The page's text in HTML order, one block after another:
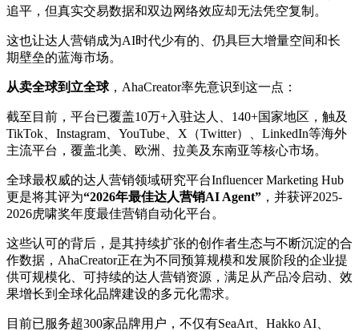
追平，但真实交易数据和双边网络效应却无法凭空复制。
这也让达人营销成为AI时代少有的、仍具巨大增量空间和长
期壁垒的蓝海市场。
从卖全球到立全球，AhaCreator率先意识到这一点：
截至目前，平台已覆盖10万+入驻达人、140+国家地区，触及
TikTok、Instagram、YouTube、X（Twitter）、LinkedIn等海外
主流平台，覆盖北美、欧洲、拉美及东南亚等核心市场。
全球最权威的达人营销领域研究平台Influencer Marketing Hub
更是将其评为“2026年最佳达人营销AI Agent” ，并获评2025-
2026虎啸奖年度最佳营销自动化平台。
这些认可的背后，是其持续扩张的创作者生态与不断沉淀的合
作数据，AhaCreator正在为不同预算规模和发展阶段的企业提
供可规模化、可持续的达人营销资源，满足从产品冷启动、效
果增长到全球化品牌建设的多元化需求。
目前已服务超300家品牌用户，不仅有SeaArt、Hakko AI、